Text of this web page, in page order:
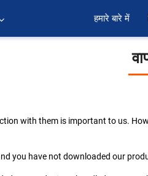
हमारे बारे में
with them is important to us.
you have not downloaded our